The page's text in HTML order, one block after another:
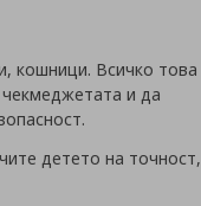
кошници. Всичко това
и да
детето на точност,